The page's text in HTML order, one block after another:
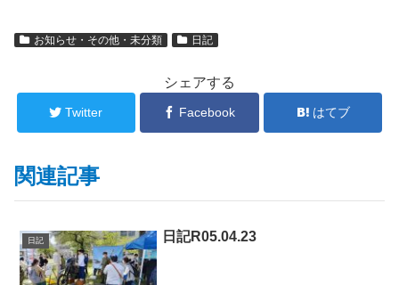
お知らせ・その他・未分類 日記
シェアする
Twitter Facebook はてブ
関連記事
日記 日記R05.04.23